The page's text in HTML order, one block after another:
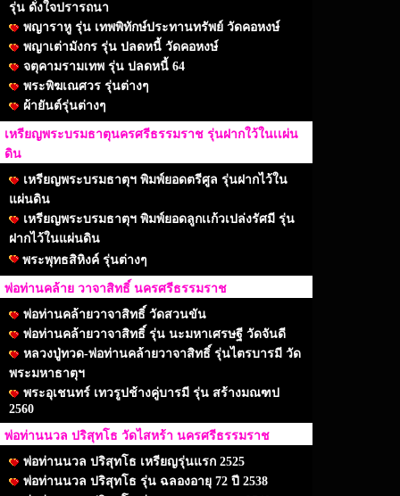
รุ่น ดั่งใจปรารถนา
พญาราหู รุ่น เทพพิทักษ์ประทานทรัพย์ วัดคอหงษ์
พญาเต่ามังกร รุ่น ปลดหนี้ วัดคอหงษ์
จตุคามรามเทพ รุ่น ปลดหนี้ 64
พระพิฆเณศวร รุ่นต่างๆ
ผ้ายันต์รุ่นต่างๆ
เหรียญพระบรมธาตุนครศรีธรรมราช รุ่นฝากใว้ในเเผ่น
ดิน
เหรียญพระบรมธาตุฯ พิมพ์ยอดตรีศูล รุ่นฝากไว้ใน
แผ่นดิน
เหรียญพระบรมธาตุฯ พิมพ์ยอดลูกเเก้วเปล่งรัศมี รุ่น
ฝากไว้ในแผ่นดิน
พระพุทธสิหิงค์ รุ่นต่างๆ
พ่อท่านคล้าย วาจาสิทธิ์ นครศรีธรรมราช
พ่อท่านคล้ายวาจาสิทธิ์ วัดสวนขัน
พ่อท่านคล้ายวาจาสิทธิ์ รุ่น นะมหาเศรษฐี วัดจันดี
หลวงปู่ทวด-พ่อท่านคล้ายวาจาสิทธิ์ รุ่นไตรบารมี วัด
พระมหาธาตุฯ
พระอุเชนทร์ เทวรูปช้างคู่บารมี รุ่น สร้างมณฑป
2560
พ่อท่านนวล ปริสุทโธ วัดไสหร้า นครศรีธรรมราช
พ่อท่านนวล ปริสุทโธ เหรียญรุ่นแรก 2525
พ่อท่านนวล ปริสุทโธ รุ่น ฉลองอายุ 72 ปี 2538